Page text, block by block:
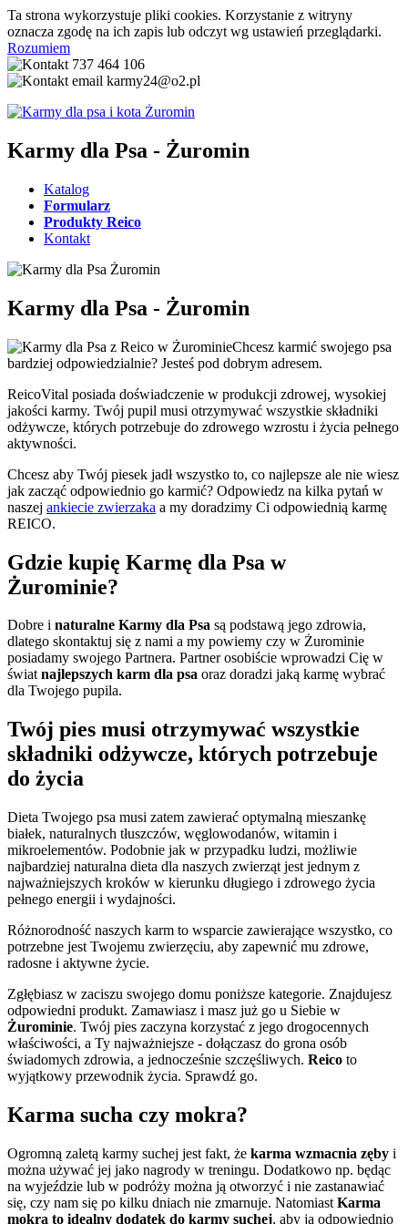
Ta strona wykorzystuje pliki cookies. Korzystanie z witryny
oznacza zgodę na ich zapis lub odczyt wg ustawień przeglądarki.
Rozumiem
737 464 106
karmy24@o2.pl
Karmy dla Psa - Żuromin
Katalog
Formularz
Produkty Reico
Kontakt
Karmy dla Psa - Żuromin
Chcesz karmić swojego psa
bardziej odpowiedzialnie? Jesteś pod dobrym adresem.
ReicoVital posiada doświadczenie w produkcji zdrowej, wysokiej
jakości karmy. Twój pupil musi otrzymywać wszystkie składniki
odżywcze, których potrzebuje do zdrowego wzrostu i życia pełnego
aktywności.
Chcesz aby Twój piesek jadł wszystko to, co najlepsze ale nie wiesz
jak zacząć odpowiednio go karmić? Odpowiedz na kilka pytań w
naszej ankiecie zwierzaka a my doradzimy Ci odpowiednią karmę
REICO.
Gdzie kupię Karmę dla Psa w
Żurominie?
Dobre i naturalne Karmy dla Psa są podstawą jego zdrowia,
dlatego skontaktuj się z nami a my powiemy czy w Żurominie
posiadamy swojego Partnera. Partner osobiście wprowadzi Cię w
światnajlepszych karm dla psa oraz doradzi jaką karmę wybrać
dla Twojego pupila.
Twój pies musi otrzymywać wszystkie
składniki odżywcze, których potrzebuje
do życia
Dieta Twojego psa musi zatem zawierać optymalną mieszankę
białek, naturalnych tłuszczów, węglowodanów, witamin i
mikroelementów. Podobnie jak w przypadku ludzi, możliwie
najbardziej naturalna dieta dla naszych zwierząt jest jednym z
najważniejszych kroków w kierunku długiego i zdrowego życia
pełnego energii i wydajności.
Różnorodność naszych karm to wsparcie zawierające wszystko, co
potrzebne jest Twojemu zwierzęciu, aby zapewnić mu zdrowe,
radosne i aktywne życie.
Zgłębiasz w zaciszu swojego domu poniższe kategorie. Znajdujesz
odpowiedni produkt. Zamawiasz i masz już go u Siebie w
Żurominie. Twój pies zaczyna korzystać z jego drogocennych
właściwości, a Ty najważniejsze - dołączasz do grona osób
świadomych zdrowia, a jednocześnie szczęśliwych. Reico to
wyjątkowy przewodnik życia. Sprawdź go.
Karma sucha czy mokra?
Ogromną zaletą karmy suchej jest fakt, że karma wzmacnia zęby i
można używać jej jako nagrody w treningu. Dodatkowo np. będąc
na wyjeździe lub w podróży można ją otworzyć i nie zastanawiać
się, czy nam się po kilku dniach nie zmarnuje. Natomiast Karma
mokra to idealny dodatek do karmy suchej, aby ją odpowiednio